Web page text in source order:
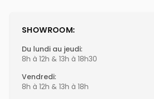
SHOWROOM:
Du lundi au jeudi:
8h à 12h & 13h à 18h30
Vendredi:
8h à 12h & 13h à 18h